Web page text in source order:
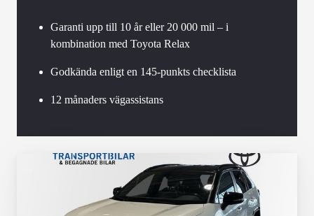
Garanti upp till 10 år eller 20 000 mil – i
kombination med Toyota Relax
Godkända enligt en 145-punkts checklista
12 månaders vägassistans